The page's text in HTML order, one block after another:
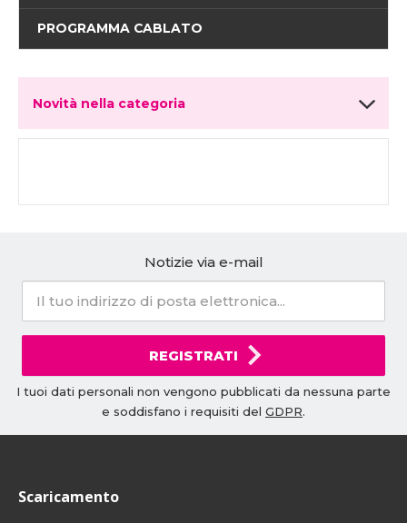
PROGRAMMA CABLATO
Novità nella categoria
Notizie via e-mail
REGISTRATI
I tuoi dati personali non vengono pubblicati da nessuna parte
e soddisfano i requisiti del GDPR.
Scaricamento